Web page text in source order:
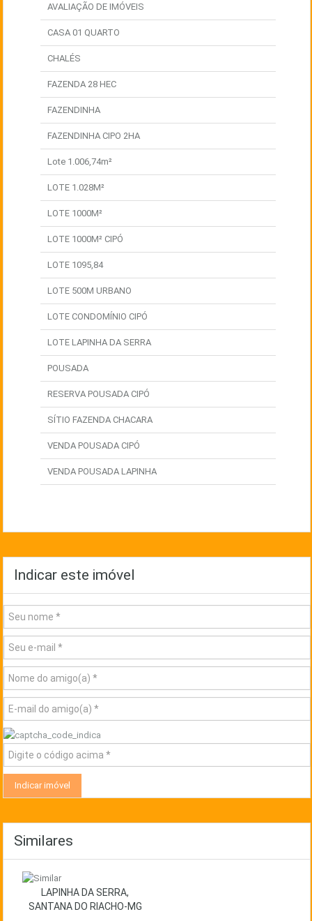
AVALIAÇÃO DE IMÓVEIS
CASA 01 QUARTO
CHALÉS
FAZENDA 28 HEC
FAZENDINHA
FAZENDINHA CIPO 2HA
Lote 1.006,74m²
LOTE 1.028M²
LOTE 1000M²
LOTE 1000M² CIPÓ
LOTE 1095,84
LOTE 500M URBANO
LOTE CONDOMÍNIO CIPÓ
LOTE LAPINHA DA SERRA
POUSADA
RESERVA POUSADA CIPÓ
SÍTIO FAZENDA CHACARA
VENDA POUSADA CIPÓ
VENDA POUSADA LAPINHA
Indicar este imóvel
Similares
LAPINHA DA SERRA,
SANTANA DO RIACHO-MG